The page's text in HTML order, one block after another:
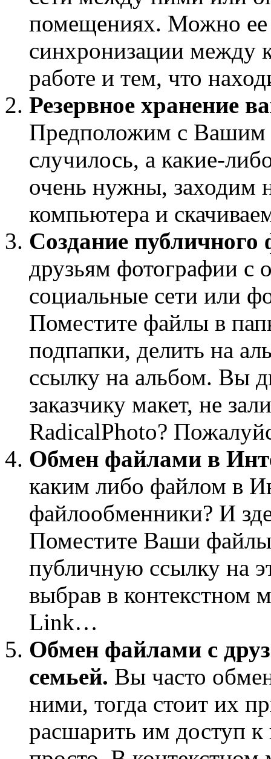
помещениях. Можно ее
синхронизации между
работе и тем, что
Резервное хранение
Предположим с Вашим
случилось, а какие-
очень нужны, заходим
компьютера и
Создание
друзьям фотографии с
социальные сети или
Поместите файлы в
подпапки, делить на
ссылку на альбом. Вы
заказчику макет, не
RadicalPhoto?
Обмен файлами в
каким либо файлом в
файлообменники? И
Поместите Ваши
публичную ссылку на
выбрав в
Link…
Обмен файлами с
семьей. Вы часто
ними, тогда стоит их
расшарить им доступ к